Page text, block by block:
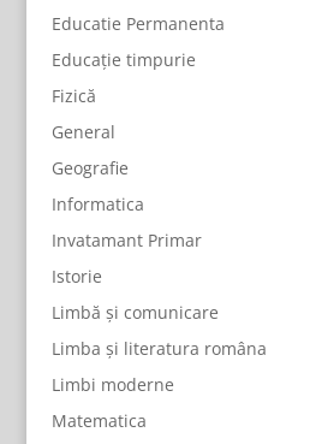
Educatie Permanenta
Educație timpurie
Fizică
General
Geografie
Informatica
Invatamant Primar
Istorie
Limbă și comunicare
Limba și literatura româna
Limbi moderne
Matematica